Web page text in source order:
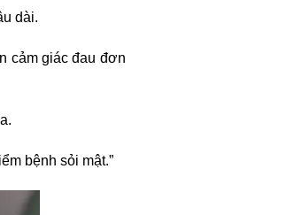
dài.
cảm giác đau đơn
bệnh sỏi mật.”